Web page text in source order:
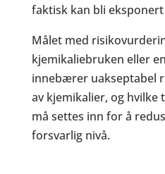
faktisk kan bli
Målet med
kjemikaliebruken eller
innebærer uakseptabel
av kjemikalier, og hvilke
må settes inn for å
forsvarlig nivå.